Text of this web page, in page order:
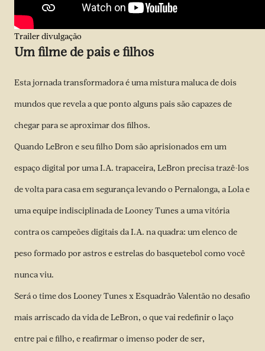
Trailer divulgação
Um filme de pais e filhos
Esta jornada transformadora é uma mistura maluca de dois
mundos que revela a que ponto alguns pais são capazes de
chegar para se aproximar dos filhos.
Quando LeBron e seu filho Dom são aprisionados em um
espaço digital por uma I.A. trapaceira, LeBron precisa trazê-los
de volta para casa em segurança levando o Pernalonga, a Lola e
uma equipe indisciplinada de Looney Tunes a uma vitória
contra os campeões digitais da I.A. na quadra: um elenco de
peso formado por astros e estrelas do basquetebol como você
nunca viu.
Será o time dos Looney Tunes x Esquadrão Valentão no desafio
mais arriscado da vida de LeBron, o que vai redefinir o laço
entre pai e filho, e reafirmar o imenso poder de ser,